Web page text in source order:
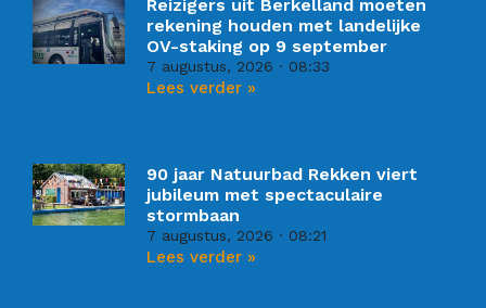
Reizigers uit Berkelland moeten
rekening houden met landelijke
OV-staking op 9 september
7 augustus, 2026 08:33
Lees verder »
90 jaar Natuurbad Rekken viert
jubileum met spectaculaire
stormbaan
7 augustus, 2026 08:21
Lees verder »